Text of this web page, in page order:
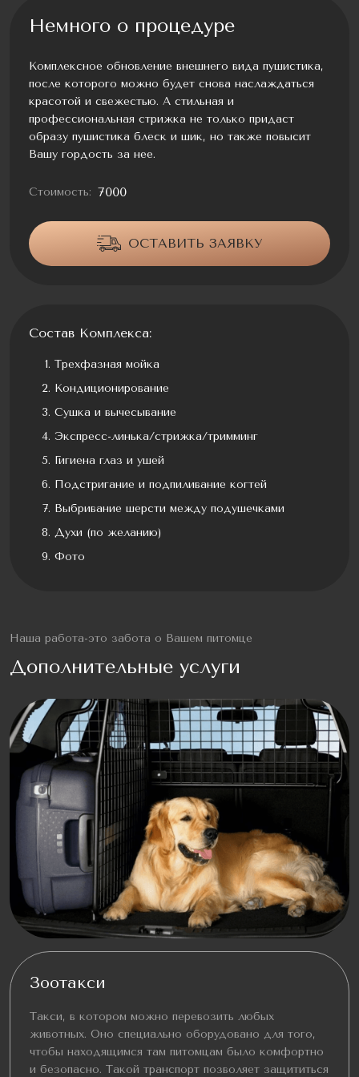
Немного о процедуре
Комплексное обновление внешнего вида пушистика,
после которого можно будет снова наслаждаться
красотой и свежестью. А стильная и
профессиональная стрижка не только придаст
образу пушистика блеск и шик, но также повысит
Вашу гордость за нее.
Стоимость: 7000
ОСТАВИТЬ ЗАЯВКУ
Состав Комплекса:
Трехфазная мойка
Кондиционирование
Сушка и вычесывание
Экспресс-линька/стрижка/тримминг
Гигиена глаз и ушей
Подстригание и подпиливание когтей
Выбривание шерсти между подушечками
Духи (по желанию)
Фото
Наша работа-это забота о Вашем питомце
Дополнительные услуги
Зоотакси
Такси, в котором можно перевозить любых
животных. Оно специально оборудовано для того,
чтобы находящимся там питомцам было комфортно
и безопасно. Такой транспорт позволяет защититься